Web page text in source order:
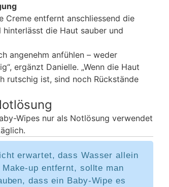
Creme entfernt anschliessend die
die Haut sauber und
angenehm anfühlen – weder
ergänzt Danielle. „Wenn die Haut
rutschig ist, sind noch Rückstände
Wipes nur als Notlösung verwendet
erwartet, dass Wasser allein
up entfernt, sollte man
dass ein Baby-Wipe es